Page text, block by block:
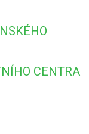
CENTRA